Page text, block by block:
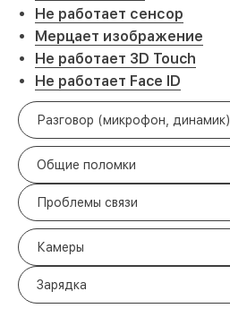
Не работает сенсор
Мерцает изображение
Не работает 3D Touch
Не работает Face ID
Разговор (микрофон, динамик)
Общие поломки
Проблемы связи
Камеры
Зарядка